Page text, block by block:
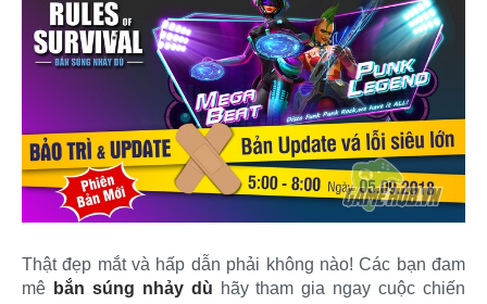
Thật đẹp mắt và hấp dẫn phải không nào! Các bạn đam
mê bắn súng nhảy dù hãy tham gia ngay cuộc chiến